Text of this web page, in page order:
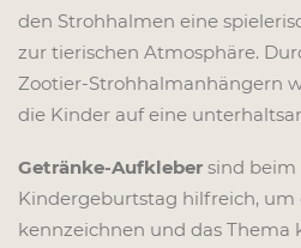
den Strohhalmen eine
zur tierischen Atmosphäre.
Zootier-Strohhalmanhängern
die Kinder auf eine
Getränke-Aufkleber sind beim
Kindergeburtstag hilfreich, um
kennzeichnen und das Thema